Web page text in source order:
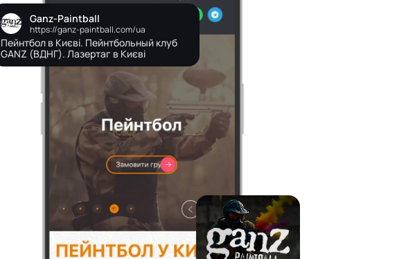
Ganz-Paintball
https://ganz-paintball.com/ua
Пейнтбол в Києві. Пейнтбольный клуб
GANZ (ВДНГ). Лазертаг в Києві